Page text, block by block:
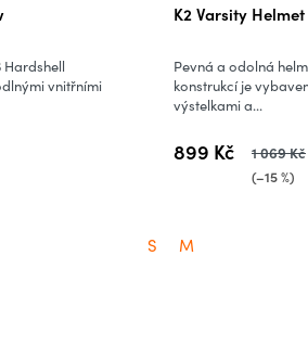
Hardshell
vnitřními
K2 Varsity
899 Kč 1 069 Kč
(–15 %)
Pevná a odolná
konstrukcí je
výstelkami a...
S M